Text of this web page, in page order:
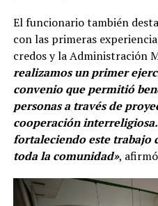
El funcionario también
con las primeras
credos y la Administración
realizamos un primer
convenio que permitió
personas a través de
cooperación
fortaleciendo este trabajo
toda la comunidad»,